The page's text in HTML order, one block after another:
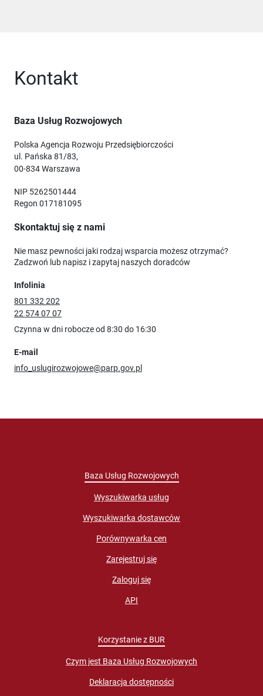
Kontakt
Baza Usług Rozwojowych
Polska Agencja Rozwoju Przedsiębiorczości
ul. Pańska 81/83,
00-834 Warszawa
NIP 5262501444
Regon 017181095
Skontaktuj się z nami
Nie masz pewności jaki rodzaj wsparcia możesz otrzymać?
Zadzwoń lub napisz i zapytaj naszych doradców
Infolinia
801 332 202
22 574 07 07
Czynna w dni robocze od 8:30 do 16:30
E-mail
info_uslugirozwojowe@parp.gov.pl
Baza Usług Rozwojowych
Wyszukiwarka usług
Wyszukiwarka dostawców
Porównywarka cen
Zarejestruj się
Zaloguj się
API
Korzystanie z BUR
Czym jest Baza Usług Rozwojowych
Deklaracja dostępności